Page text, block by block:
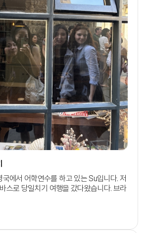
에서 어학연수를 하고 있는 Su입니다. 저
스로 당일치기 여행을 갔다왔습니다. 브라